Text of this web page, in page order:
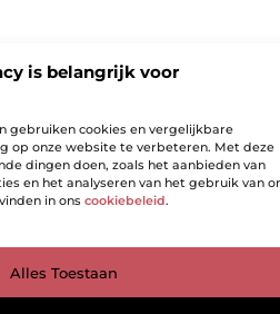
is belangrijk voor
gebruiken cookies en vergelijkbare
op onze website te verbeteren. Met deze
dingen doen, zoals het aanbieden van
en het analyseren van het gebruik van
in ons cookiebeleid.
Alles Toestaan